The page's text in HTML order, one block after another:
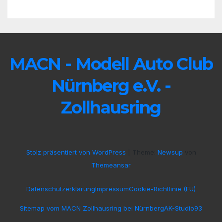
MACN - Modell Auto Club
Nürnberg e.V. -
Zollhausring
Stolz präsentiert von WordPress Newsup
Themeansar
DatenschutzerklärungImpressumCookie-Richtlinie (EU)
Sitemap vom MACN Zollhausring bei NürnbergAK-Studio93